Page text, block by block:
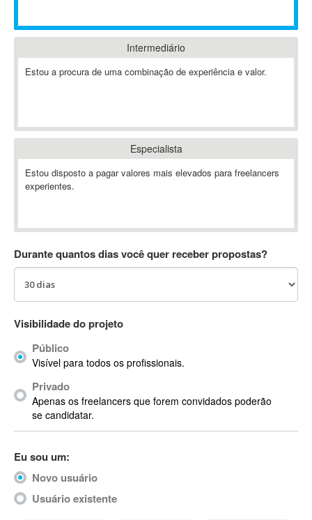
ABAP
Abaqus
ABBYY FineReader
Ableton
Ableton Push
Abstract
AC3
ACID Pro
ACPI
Acrobat
Acrobat X
Acronis
ACT
Actimize
ActionScript
ActionScript 3
Intermediário
Estou a procura de uma combinação de experiência e valor.
Especialista
Estou disposto a pagar valores mais elevados para freelancers
experientes.
Durante quantos dias você quer receber propostas?
Visibilidade do projeto
Público
Visível para todos os profissionais.
Privado
Apenas os freelancers que forem convidados poderão
se candidatar.
Eu sou um:
Novo usuário
Usuário existente